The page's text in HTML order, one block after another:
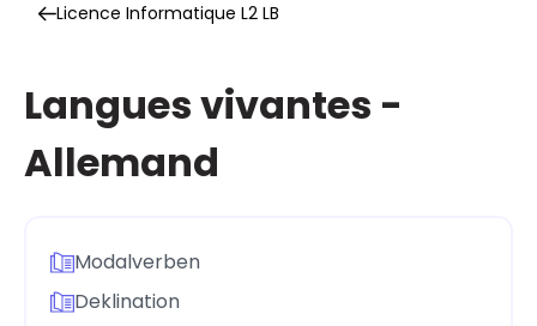
Licence Informatique L2 LB
Langues vivantes -
Allemand
Modalverben
Deklination